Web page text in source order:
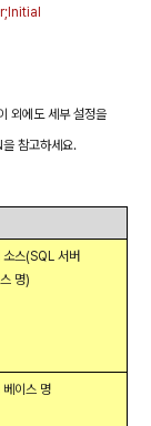
외에도 세부 설정을
을 참고하세요.
소스(SQL서버
명)
베이스 명